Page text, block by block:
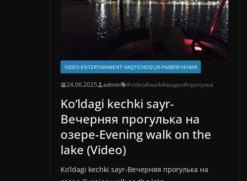
VIDEO-ENTERTAINMENT-VAQTICHOG'LIK-РАЗВЛЕЧЕНИЯ
24.06.2025 admin #video#walk#видео#прогулка
Ko’ldagi kechki sayr-
Вечерняя прогулька на
озере-Evening walk on the
lake (Video)
Ko’ldagi kechki sayr-Вечерняя прогулька на